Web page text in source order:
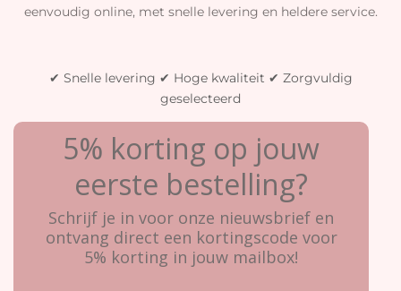
eenvoudig online, met snelle levering en heldere service.
✔ Snelle levering ✔ Hoge kwaliteit ✔ Zorgvuldig
geselecteerd
5% korting op jouw
eerste bestelling?
Schrijf je in voor onze nieuwsbrief en
ontvang direct een kortingscode voor
5% korting in jouw mailbox!